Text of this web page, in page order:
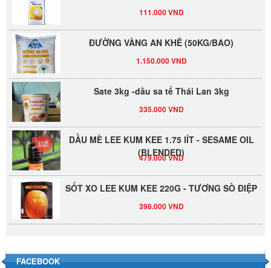
ĐƯỜNG VÀNG AN KHÊ (50KG/BAO)
Sate 3kg -dầu sa tế Thái Lan 3kg
DẦU MÈ LEE KUM KEE 1.75 lÍT - SESAME OIL
(BLENDED)
479.000 VND
SỐT XO LEE KUM KEE 220G - TƯƠNG SÒ ĐIỆP
FACEBOOK